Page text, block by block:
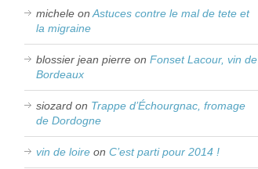
michele onAstuces contre le mal de tete et
la migraine
blossier jean pierre onFonset Lacour, vin de
Bordeaux
siozard on Trappe d’Échourgnac, fromage
de Dordogne
vin de loire onC’est parti pour 2014 !